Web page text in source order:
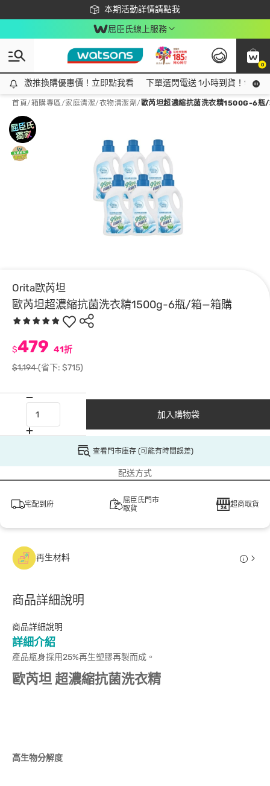
本期活動詳情請點我
下載app最高回饋$350
屈臣氏線上服務
0
激推換購優惠價！立即點我看
激推換購優惠價！立即點我看 下單選閃電送 1小時到貨！領神
首頁/箱購專區/家庭清潔/衣物清潔劑 / 歐芮坦超濃縮抗菌洗衣精1500G-6瓶
Orita歐芮坦
歐芮坦超濃縮抗菌洗衣精1500g-6瓶/箱—箱購
$479 41折
$1,194(省下: $715)
加入購物袋
查看門市庫存 (可能有時間誤差)
配送方式
宅配到府
屈臣氏門市
取貨
超商取貨
再生材料
商品詳細說明
商品詳細說明
詳細介紹
產品瓶身採用25%再生塑膠再製而成。
歐芮坦 超濃縮抗菌洗衣精
高生物分解度